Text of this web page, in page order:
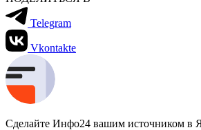
Telegram
Vkontakte
Сделайте Инфо24 вашим источником в